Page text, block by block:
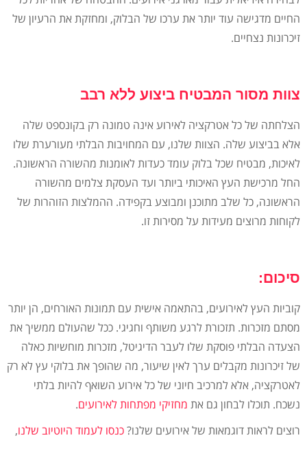
החיים מדגישה עוד יותר את ערכו של הבלוק, ומחזקת את הרעיון של
זיכרונות נצחיים.
צוות מסור המבטיח ביצוע ללא רבב
הצלחתה של כל אטרקציה לאירוע אינה טמונה רק בקונספט שלה
אלא בביצוע שלה. הצוות שלנו, עם המחויבות הבלתי מעורערת שלו
לאיכות, מבטיח שכל בלוק עומד כעדות לאומנות מהשורה הראשונה.
החל מרכישת העץ האיכותי ביותר ועד העסקת צלמים מהשורה
הראשונה, כל שלב מתוכנן ומבוצע בקפידה. ההמלצות הזוהרות של
לקוחות מרוצים מעידות על מסירות זו.
סיכום:
קוביות העץ לאירועים, בהתאמה אישית עם תמונות האורחים, הן יותר
מסתם מזכרות. תזכורת לרגע משותף וחגיגי. ככל שהעולם ממשיך את
הצעדה הבלתי פוסקת שלו לעבר הדיגיטל, מזכרות מוחשיות כאלה
של זיכרונות מקבלים ערך לאין שיעור, מה שהופך את בלוקי עץ לא רק
לאטרקציה, אלא למרכיב חיוני של כל אירוע השואף להיות בלתי
נשכח. תוכלו לבחון גם את מחזיקי מפתחות לאירועים.
רוצים לראות דוגמאות של אירועים שלנו?כנסו לעמוד היוטיוב שלנו,